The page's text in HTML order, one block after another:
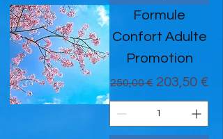
Formule
Confort Adulte
Promotion
Regularna cena
250,00 € Cena
203,50 €